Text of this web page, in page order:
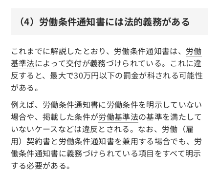
（4）労働条件通知書には法的義務がある
これまでに解説したとおり、労働条件通知書は、 労働
基準法によって交付が義務づけられている。これに違
反すると、最大で30万円以下の罰金が科される可能性
がある。
例えば、労働条件通知書に労働条件を明示していない
場合や、掲載した条件が労働基準法の基準を満たして
いないケースなどは違反とされる。なお、労働（雇
用）契約書と労働条件通知書を兼用する場合でも、労
働条件通知書に義務づけられている項目をすべて明示
する必要がある。